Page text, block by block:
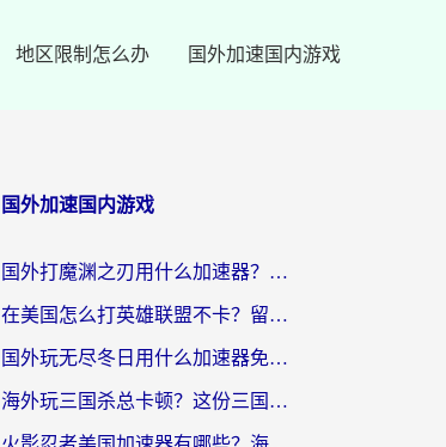
地区限制怎么办 国外加速国内游戏
国外加速国内游戏
国外打魔渊之刃用什么加速器？2026海外玩家国服游戏加速全攻略（附闪耀暖暖&复苏的魔女避坑指南）
在美国怎么打英雄联盟不卡？留学生亲测的国服游戏加速全攻略
国外玩无尽冬日用什么加速器免费？海外党国服游戏加速避坑指南
海外玩三国杀总卡顿？这份三国杀游戏加速器指南帮你告别延迟烦恼